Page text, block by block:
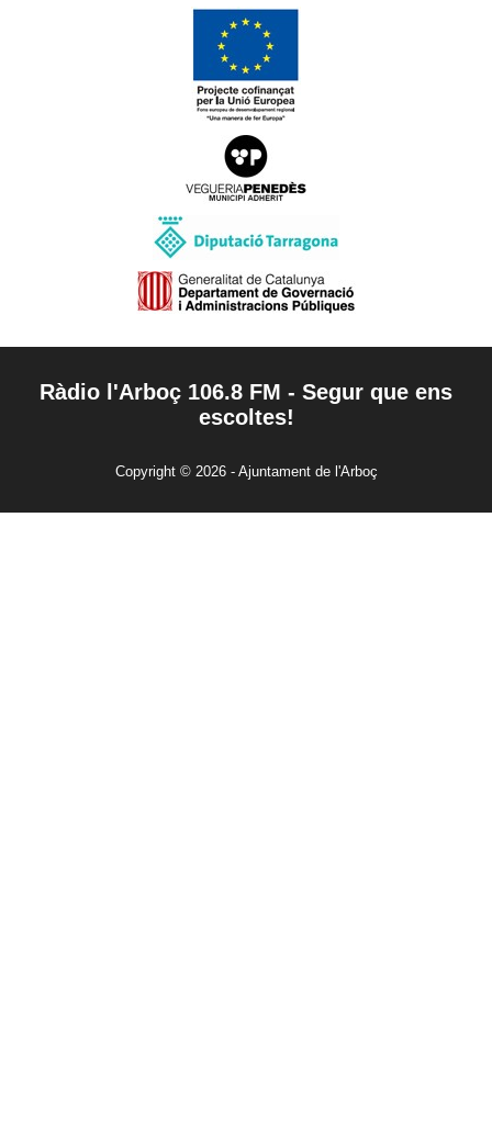
Ràdio l'Arboç 106.8 FM - Segur que ens
escoltes!
Copyright © 2026 - Ajuntament de l'Arboç